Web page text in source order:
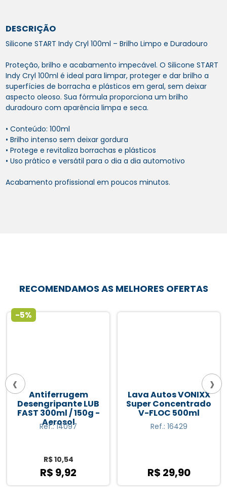
DESCRIÇÃO
Silicone START Indy Cryl 100ml – Brilho Limpo e Duradouro
Proteção, brilho e acabamento impecável. O Silicone START
Indy Cryl 100ml é ideal para limpar, proteger e dar brilho a
superfícies de borracha e plásticos em geral, sem deixar
aspecto oleoso. Sua fórmula proporciona um brilho
duradouro com aparência limpa e seca.
• Conteúdo: 100ml
• Brilho intenso sem deixar gordura
• Protege e revitaliza borrachas e plásticos
• Uso prático e versátil para o dia a dia automotivo
Acabamento profissional em poucos minutos.
RECOMENDAMOS AS MELHORES OFERTAS
-5%
Antiferrugem
Desengripante LUB
FAST 300ml / 150g -
Aerosol
Ref.: 14097
R$ 10,54
R$ 9,92
Lava Autos VONIXX
Super Concentrado
V-FLOC 500ml
Ref.: 16429
R$ 29,90
‹ ›